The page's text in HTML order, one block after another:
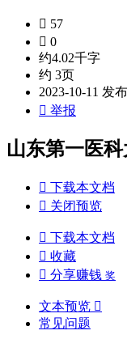
 57
 0
约4.02千字
约 3页
2023-10-11 发
 举报
山东第一医
 下载本文档
 关闭预览
 下载本文档
 收藏
 分享赚钱 奖
文本预览 
常见问题